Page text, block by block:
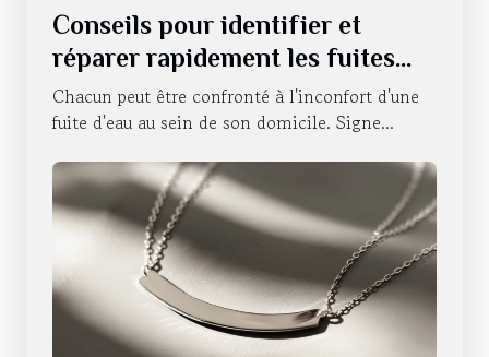
Conseils pour identifier et
réparer rapidement les fuites
d'eau
Chacun peut être confronté à l'inconfort d'une
fuite d'eau au sein de son domicile. Signe...